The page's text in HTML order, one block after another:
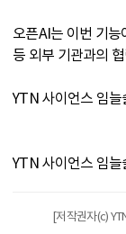
오픈AI는 이번 기능
등 외부 기관과의
YTN 사이언스 임늘
YTN 사이언스 임
[저작권자(c)